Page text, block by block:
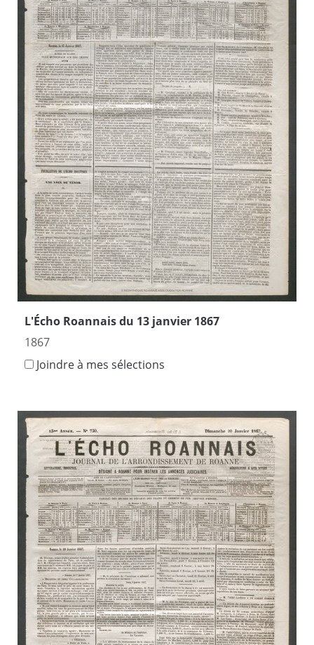
L'Écho Roannais du 13 janvier 1867
1867
Joindre à mes sélections